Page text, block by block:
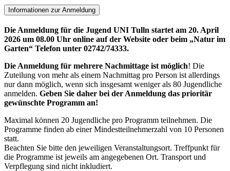
Informationen zur Anmeldung
Die Anmeldung für die Jugend UNI Tulln startet am 20. April
2026 um 08.00 Uhr online auf der Website oder beim „Natur im
Garten“ Telefon unter 02742/74333.
Die Anmeldung für mehrere Nachmittage ist möglich! Die
Zuteilung von mehr als einem Nachmittag pro Person ist allerdings
nur dann möglich, wenn sich insgesamt weniger als 80 Jugendliche
anmelden. Geben Sie daher bei der Anmeldung das prioritär
gewünschte Programm an!
Maximal können 20 Jugendliche pro Programm teilnehmen. Die
Programme finden ab einer Mindestteilnehmerzahl von 10 Personen
statt.
Beachten Sie bitte den jeweiligen Veranstaltungsort. Treffpunkt für
die Programme ist jeweils am angegebenen Ort. Transport und
Verpflegung sind nicht inkludiert.